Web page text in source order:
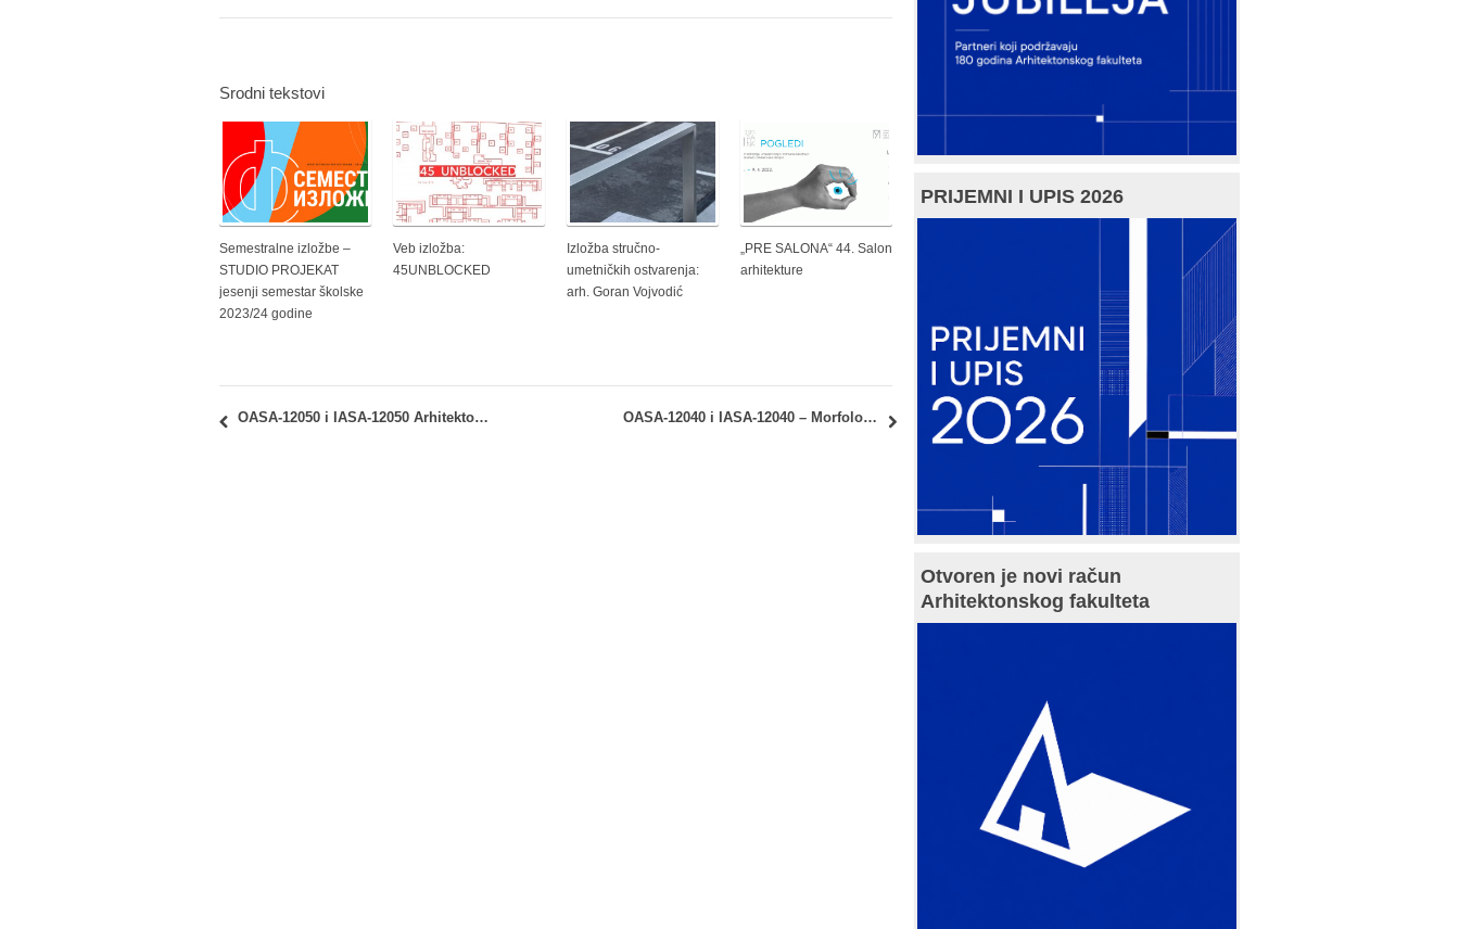
Srodni tekstovi
Semestralne izložbe –
STUDIO PROJEKAT
jesenji semestar školske
2023/24 godine
Veb izložba:
45UNBLOCKED
Izložba stručno-
umetničkih ostvarenja:
arh. Goran Vojvodić
„PRE SALONA“ 44. Salon
arhitekture
OASA-12050 i IASA-12050 Arhitektonske konstrukcije 2: Septembarski 1 ispitni rok – uvid u radove OASA-12040 i IASA-12040 – Morfologija grada: Uvid u ispitne radove
PRIJEMNI I UPIS 2026
Otvoren je novi račun
Arhitektonskog fakulteta